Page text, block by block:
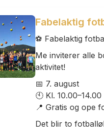
Fabelaktig
⚽ Fabelaktig
Me inviterer alle
aktivitet!
📅 7. august
🕙 Kl. 10.00–14.00
📍 Gratis og ope
Det blir to